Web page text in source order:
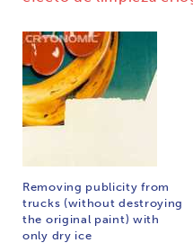
Removing publicity from
trucks (without destroying
the original paint) with
only dry ice